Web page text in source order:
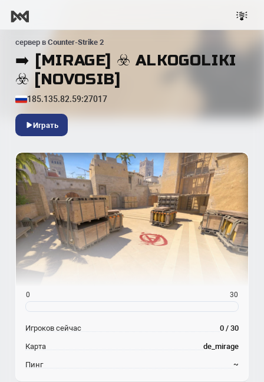
сервер в Counter-Strike 2
➡️ [MIRAGE] ☣️ ALKOGOLIKI
☣️ [NOVOSIB]
185.135.82.59:27017
Играть
0 30
Игроков сейчас 0 / 30
Карта de_mirage
Пинг ~